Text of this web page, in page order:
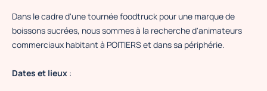
Dans le cadre d'une tournée foodtruck pour une marque de
boissons sucrées, nous sommes à la recherche d'animateurs
commerciaux habitant à POITIERS et dans sa périphérie.
Dates et lieux :